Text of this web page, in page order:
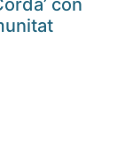
con